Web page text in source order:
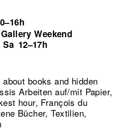
Weekend
Sa 12–17h
about books and hidden
Arbeiten auf/mit Papier,
hour, François du
Bücher, Textilien,